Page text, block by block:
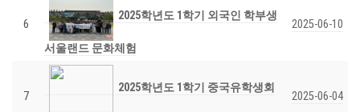
6
2025학년도 1학기 외국인 학부생
서울랜드 문화체험
2025-06-10
7
2025학년도 1학기 중국유학생회
2025-06-04